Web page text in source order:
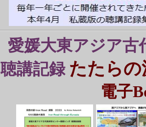
愛媛大東アジア
聴講記録 たたら
電子